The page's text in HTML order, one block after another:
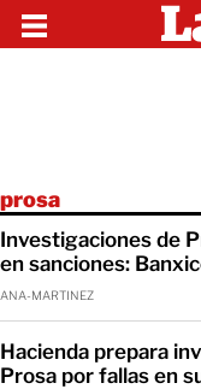
prosa
Investigaciones de
en sanciones:
ANA-MARTINEZ
Hacienda prepara
Prosa por fallas en